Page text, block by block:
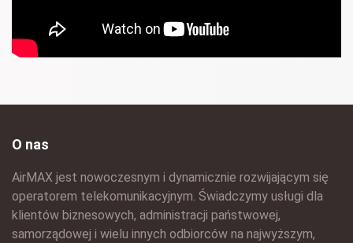
O nas
AirMAX jest nowoczesnym i dynamicznie rozwijającym się
operatorem telekomunikacyjnym. Świadczymy usługi dla
klientów biznesowych, administracji państwowej,
samorządowej i wielu innych odbiorców na najwyższym,